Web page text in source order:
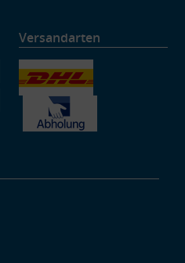
Versandarten